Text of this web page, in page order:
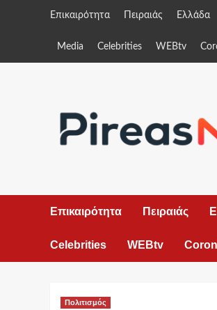
Επικαιρότητα Πειραιάς Ελλάδα
Media Celebrities WEBtv
Επικαιρότητα Πειραιάς
Celebrities WEBtv
Πολιτισμός